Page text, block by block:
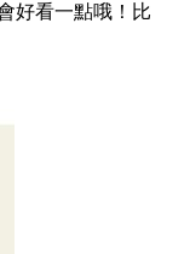
好看一點哦！比